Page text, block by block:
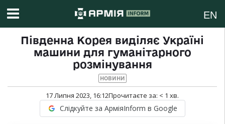
EN
Південна Корея виділяє Україні
машини для гуманітарного
розмінування
НОВИНИ
17 Липня 2023, 16:12Прочитаєте за: < 1 хв.
Слідкуйте за АрміяInform в Google